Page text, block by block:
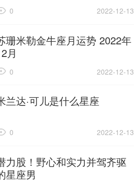
2022-12-13
0
珊米勒金牛座月运势 2022年
月
2022-12-13
0
兰达·可儿是什么星座
2022-12-13
0
力股！野心和实力并驾齐驱
星座男